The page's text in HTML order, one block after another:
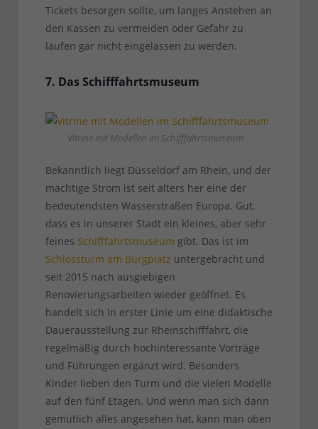
Tickets besorgen sollte, um langes Anstehen an
den Kassen zu vermeiden oder Gefahr zu
laufen gar nicht eingelassen zu werden.
7. Das Schifffahrtsmuseum
Vitrine mit Modellen im Schifffahrtsmuseum
Bekanntlich liegt Düsseldorf am Rhein, und der
mächtige Strom ist seit alters her eine der
bedeutendsten Wasserstraßen Europa. Gut,
dass es in unserer Stadt ein kleines, aber sehr
feines Schifffahrtsmuseum gibt. Das ist im
Schlossturm am Burgplatz untergebracht und
seit 2015 nach ausgiebigen
Renovierungsarbeiten wieder geöffnet. Es
handelt sich in erster Linie um eine didaktische
Dauerausstellung zur Rheinschifffahrt, die
regelmäßig durch hochinteressante Vorträge
und Führungen ergänzt wird. Besonders
Kinder lieben den Turm und die vielen Modelle
auf den fünf Etagen. Und wenn man sich dann
gemütlich alles angesehen hat, kann man oben